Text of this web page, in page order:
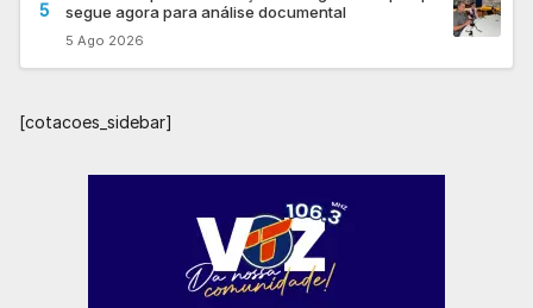
5
segue agora para análise documental
5 Ago 2026
[cotacoes_sidebar]